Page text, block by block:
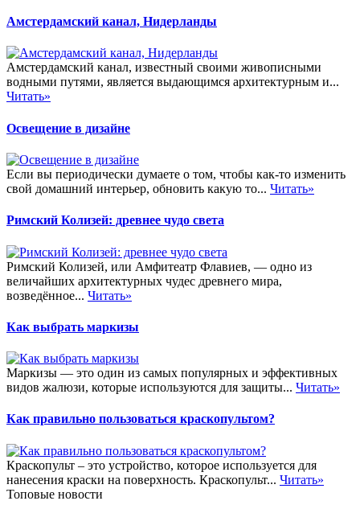
Амстердамский канал, Нидерланды
Амстердамский канал, известный своими живописными
водными путями, является выдающимся архитектурным и...
Читать»
Освещение в дизайне
Если вы периодически думаете о том, чтобы как-то изменить
свой домашний интерьер, обновить какую то... Читать»
Римский Колизей: древнее чудо света
Римский Колизей, или Амфитеатр Флавиев, — одно из
величайших архитектурных чудес древнего мира,
возведённое... Читать»
Как выбрать маркизы
Маркизы — это один из самых популярных и эффективных
видов жалюзи, которые используются для защиты... Читать»
Как правильно пользоваться краскопультом?
Краскопульт – это устройство, которое используется для
нанесения краски на поверхность. Краскопульт... Читать»
Топовые новости